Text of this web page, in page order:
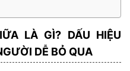
LÀ GÌ? DẤU HIỆU
DỄ BỎ QUA